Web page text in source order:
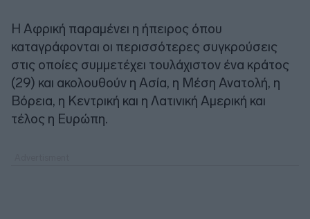
Η Αφρική παραμένει η ήπειρος όπου
καταγράφονται οι περισσότερες συγκρούσεις
στις οποίες συμμετέχει τουλάχιστον ένα κράτος
(29) και ακολουθούν η Ασία, η Μέση Ανατολή, η
Βόρεια, η Κεντρική και η Λατινική Αμερική και
τέλος η Ευρώπη.